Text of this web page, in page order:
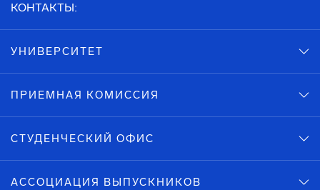
КОНТАКТЫ:
УНИВЕРСИТЕТ
ПРИЕМНАЯ КОМИССИЯ
СТУДЕНЧЕСКИЙ ОФИС
АССОЦИАЦИЯ ВЫПУСКНИКОВ